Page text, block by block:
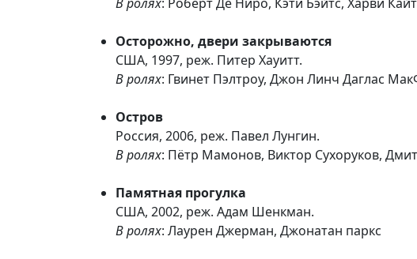
В ролях: Роберт Де Ниро, Кэти Бэйтс, Харви
Осторожно, двери закрываются
США, 1997, реж. Питер Хауитт.
В ролях: Гвинет Пэлтроу, Джон Линч Даглас
Остров
Россия, 2006, реж. Павел Лунгин.
В ролях: Пётр Мамонов, Виктор Сухоруков,
Памятная прогулка
США, 2002, реж. Адам Шенкман.
В ролях: Лаурен Джерман, Джонатан паркс